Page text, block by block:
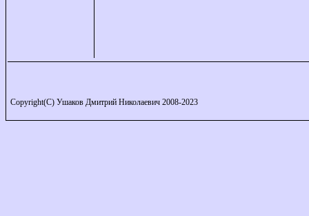
Copyright(C) Ушаков Дмитрий Николаевич 2008-2023